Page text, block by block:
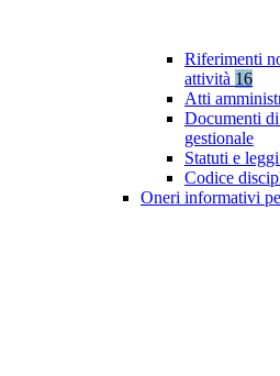
Riferimenti
attività 16
Atti
Documenti
gestionale
Statuti e
Codice
Oneri informativi